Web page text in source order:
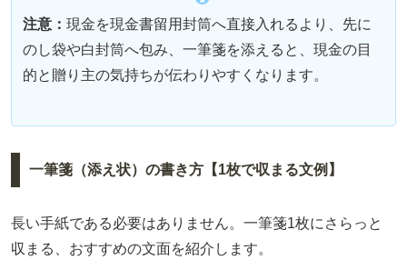
注意： 現金を現金書留用封筒へ直接入れるより、先に
のし袋や白封筒へ包み、一筆箋を添えると、現金の目
的と贈り主の気持ちが伝わりやすくなります。
一筆箋（添え状）の書き方【1枚で収まる文例】
長い手紙である必要はありません。一筆箋1枚にさらっと
収まる、おすすめの文面を紹介します。